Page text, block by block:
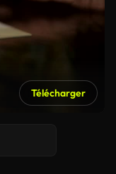
Télécharger